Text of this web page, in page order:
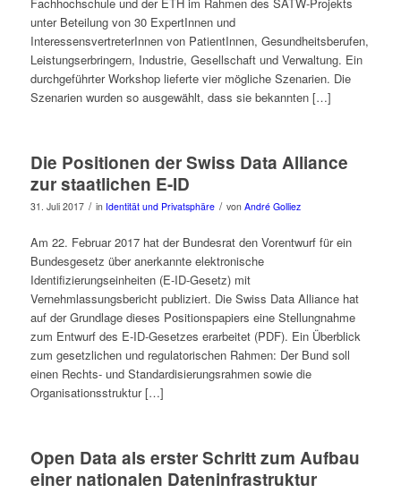
unter Beteilung von 30 ExpertInnen und
InteressensvertreterInnen von PatientInnen, Gesundheitsberufen,
Leistungserbringern, Industrie, Gesellschaft und Verwaltung. Ein
durchgeführter Workshop lieferte vier mögliche Szenarien. Die
Szenarien wurden so ausgewählt, dass sie bekannten […]
Die Positionen der Swiss Data Alliance
zur staatlichen E-ID
31. Juli 2017 / in Identität und Privatsphäre / von André Golliez
Am 22. Februar 2017 hat der Bundesrat den Vorentwurf für ein
Bundesgesetz über anerkannte elektronische
Identifizierungseinheiten (E-ID-Gesetz) mit
Vernehmlassungsbericht publiziert. Die Swiss Data Alliance hat
auf der Grundlage dieses Positionspapiers eine Stellungnahme
zum Entwurf des E-ID-Gesetzes erarbeitet (PDF). Ein Überblick
zum gesetzlichen und regulatorischen Rahmen: Der Bund soll
einen Rechts- und Standardisierungsrahmen sowie die
Organisationsstruktur […]
Open Data als erster Schritt zum Aufbau
einer nationalen Dateninfrastruktur